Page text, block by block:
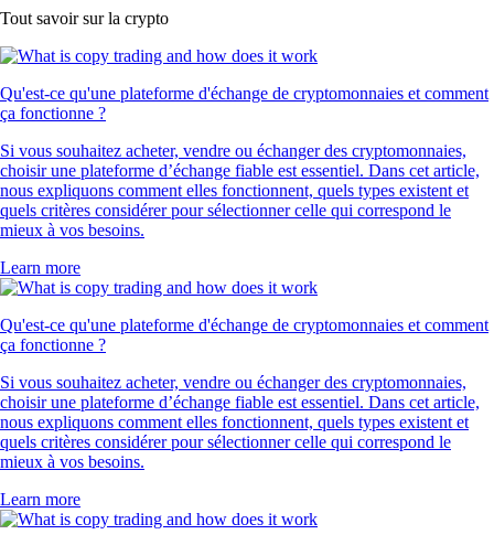
Tout savoir sur la crypto
Qu'est-ce qu'une plateforme d'échange de cryptomonnaies et comment
ça fonctionne ?
Si vous souhaitez acheter, vendre ou échanger des cryptomonnaies,
choisir une plateforme d’échange fiable est essentiel. Dans cet article,
nous expliquons comment elles fonctionnent, quels types existent et
quels critères considérer pour sélectionner celle qui correspond le
mieux à vos besoins.
Learn more
Qu'est-ce qu'une plateforme d'échange de cryptomonnaies et comment
ça fonctionne ?
Si vous souhaitez acheter, vendre ou échanger des cryptomonnaies,
choisir une plateforme d’échange fiable est essentiel. Dans cet article,
nous expliquons comment elles fonctionnent, quels types existent et
quels critères considérer pour sélectionner celle qui correspond le
mieux à vos besoins.
Learn more